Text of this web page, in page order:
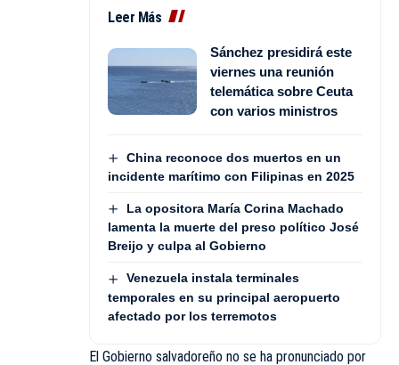
Leer Más
Sánchez presidirá este
viernes una reunión
telemática sobre Ceuta
con varios ministros
China reconoce dos muertos en un
incidente marítimo con Filipinas en 2025
La opositora María Corina Machado
lamenta la muerte del preso político José
Breijo y culpa al Gobierno
Venezuela instala terminales
temporales en su principal aeropuerto
afectado por los terremotos
El Gobierno salvadoreño no se ha pronunciado por